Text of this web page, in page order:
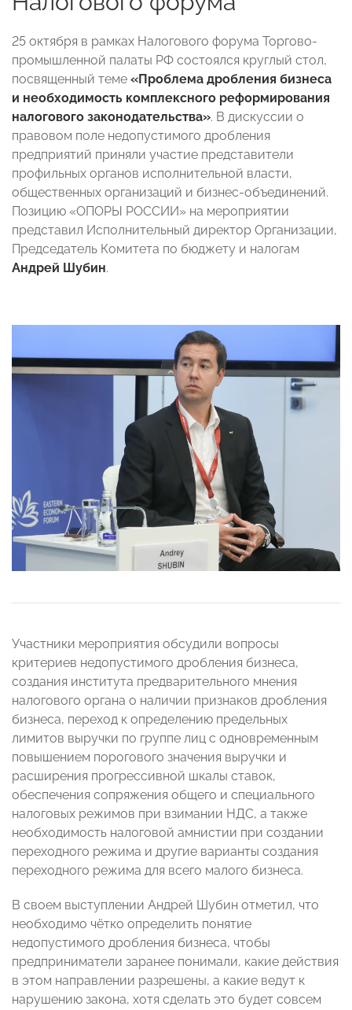
25 октября в рамках Налогового форума Торгово-
промышленной палаты РФ состоялся круглый стол,
посвященный теме «Проблема дробления бизнеса
и необходимость комплексного реформирования
налогового законодательства». В дискуссии о
правовом поле недопустимого дробления
предприятий приняли участие представители
профильных органов исполнительной власти,
общественных организаций и бизнес-объединений.
Позицию «ОПОРЫ РОССИИ» на мероприятии
представил Исполнительный директор Организации,
Председатель Комитета по бюджету и налогам
Андрей Шубин.
Участники мероприятия обсудили вопросы
критериев недопустимого дробления бизнеса,
создания института предварительного мнения
налогового органа о наличии признаков дробления
бизнеса, переход к определению предельных
лимитов выручки по группе лиц с одновременным
повышением порогового значения выручки и
расширения прогрессивной шкалы ставок,
обеспечения сопряжения общего и специального
налоговых режимов при взимании НДС, а также
необходимость налоговой амнистии при создании
переходного режима и другие варианты создания
переходного режима для всего малого бизнеса.
В своем выступлении Андрей Шубин отметил, что
необходимо чётко определить понятие
недопустимого дробления бизнеса, чтобы
предприниматели заранее понимали, какие действия
в этом направлении разрешены, а какие ведут к
нарушению закона, хотя сделать это будет совсем